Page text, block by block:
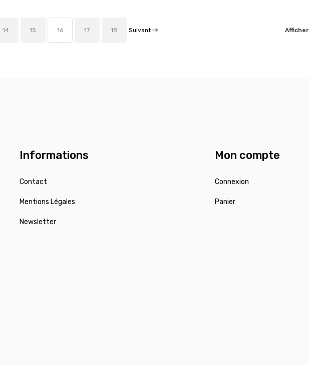
Afficher
14 15 16 17 18 Suivant
Informations
Contact
Mentions Légales
Newsletter
Mon compte
Connexion
Panier